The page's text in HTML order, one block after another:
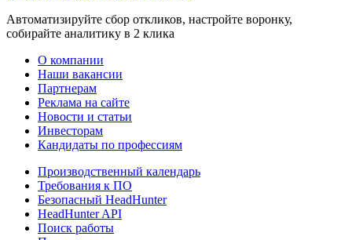
Автоматизируйте сбор откликов, настройте воронку,
собирайте аналитику в 2 клика
О компании
Наши вакансии
Партнерам
Реклама на сайте
Новости и статьи
Инвесторам
Кандидаты по профессиям
Производственный календарь
Требования к ПО
Безопасный HeadHunter
HeadHunter API
Поиск работы